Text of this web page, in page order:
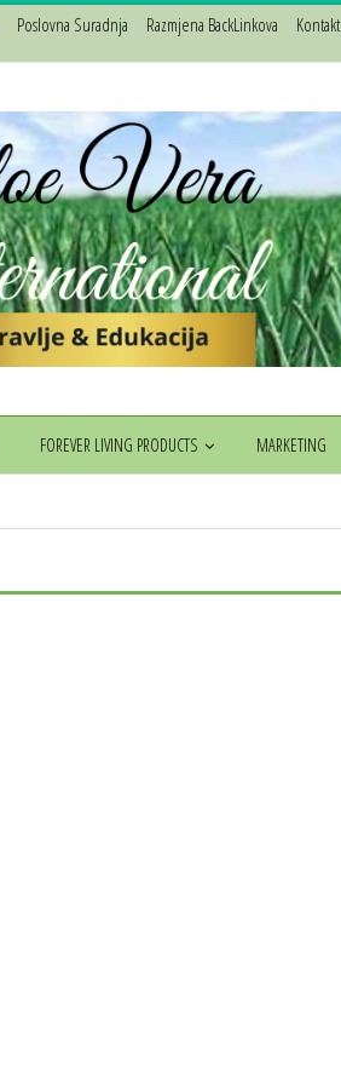
Poslovna Suradnja Razmjena BackLinkova Kontakt
FOREVER LIVING PRODUCTS MARKETING